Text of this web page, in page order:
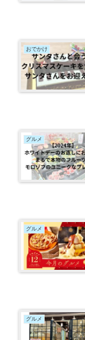
おでかけ
グルメ
グルメ
グルメ